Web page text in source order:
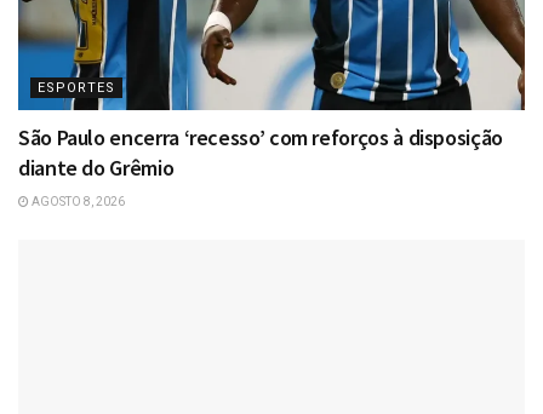
ESPORTES
São Paulo encerra ‘recesso’ com reforços à disposição
diante do Grêmio
AGOSTO 8, 2026